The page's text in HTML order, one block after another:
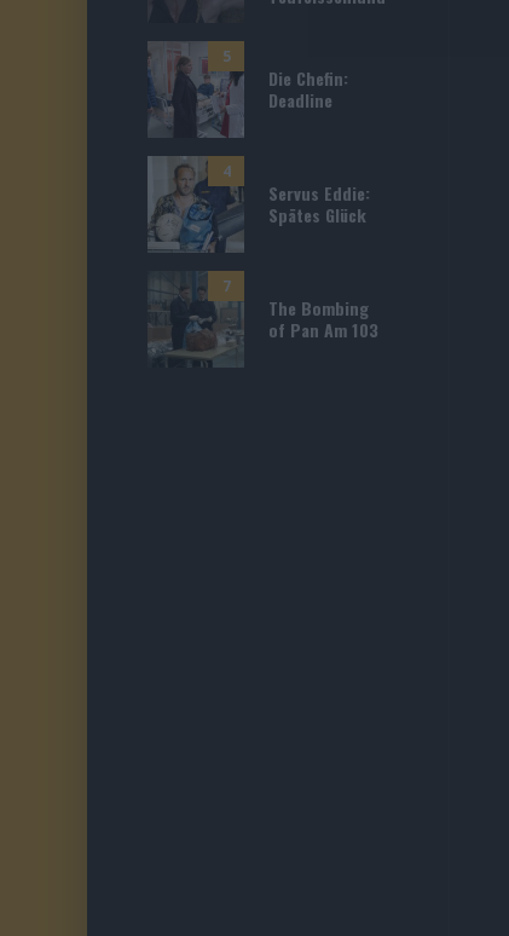
5
Die Chefin:
Deadline
4
Servus Eddie:
Spätes Glück
7
The Bombing
of Pan Am 103